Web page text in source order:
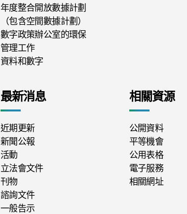
年度整合開放數據計劃
（包含空間數據計劃）
數字政策辦公室的環保
管理工作
資料和數字
最新消息
近期更新
新聞公報
活動
立法會文件
刊物
諮詢文件
一般告示
相關資源
公開資料
平等機會
公用表格
電子服務
相關網址